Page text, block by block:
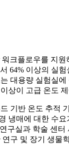
크플로우를 지
64% 이상의 실
대용량 실험실
상이 고급 온도
기반 온도 추적
매에 대한 수
실과 학술 센
구 및 장기 생